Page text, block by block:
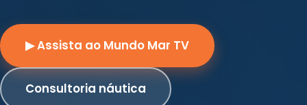
▶ Assista ao Mundo Mar TV
Consultoria náutica